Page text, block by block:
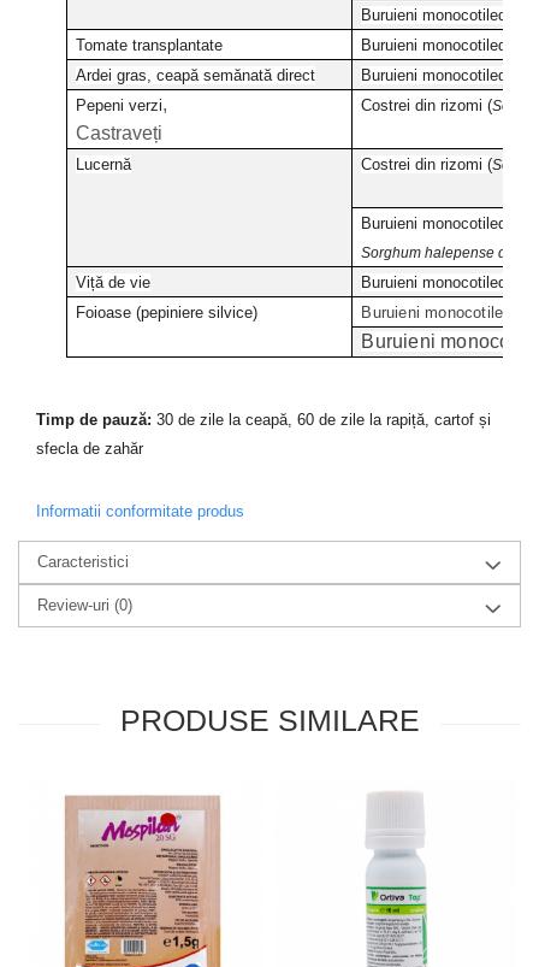
Buruieni
Tomate transplantate
Buruieni
Ardei gras, ceapă semănată direct
Buruieni
Pepeni verzi,
Castraveți
Costrei din rizomi (
Lucernă Costrei din rizomi (
Buruieni
Sorghum halepense din
Viță de vie
Buruieni
Foioase (pepiniere silvice)
Buruieni
Buruieni
Timp de pauză: 30 de zile la ceapă, 60 de zile la rapiță, cartof și
sfecla de zahăr
Informatii conformitate produs
Caracteristici
Review-uri (0)
PRODUSE SIMILARE